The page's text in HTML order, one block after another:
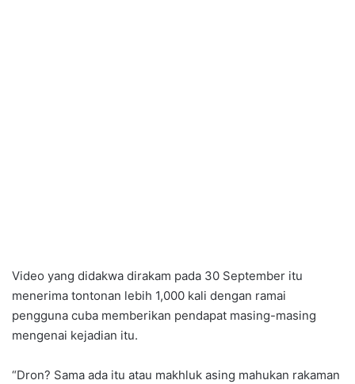
Video yang didakwa dirakam pada 30 September itu
menerima tontonan lebih 1,000 kali dengan ramai
pengguna cuba memberikan pendapat masing-masing
mengenai kejadian itu.
“Dron? Sama ada itu atau makhluk asing mahukan rakaman